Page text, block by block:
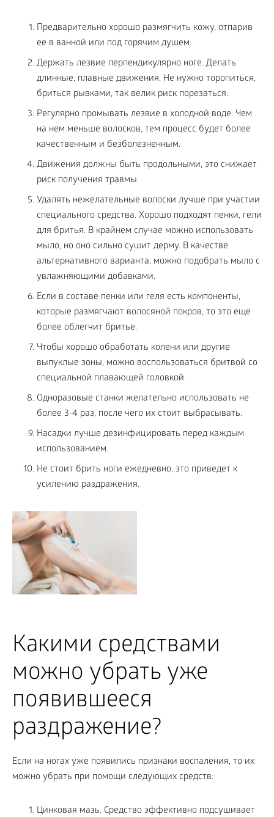
Предварительно хорошо размягчить кожу, отпарив
ее в ванной или под горячим душем.
Держать лезвие перпендикулярно ноге. Делать
длинные, плавные движения. Не нужно торопиться,
бриться рывками, так велик риск порезаться.
Регулярно промывать лезвие в холодной воде. Чем
на нем меньше волосков, тем процесс будет более
качественным и безболезненным.
Движения должны быть продольными, это снижает
риск получения травмы.
Удалять нежелательные волоски лучше при участии
специального средства. Хорошо подходят пенки, гели
для бритья. В крайнем случае можно использовать
мыло, но оно сильно сушит дерму. В качестве
альтернативного варианта, можно подобрать мыло с
увлажняющими добавками.
Если в составе пенки или геля есть компоненты,
которые размягчают волосяной покров, то это еще
более облегчит бритье.
Чтобы хорошо обработать колени или другие
выпуклые зоны, можно воспользоваться бритвой со
специальной плавающей головкой.
Одноразовые станки желательно использовать не
более 3-4 раз, после чего их стоит выбрасывать.
Насадки лучше дезинфицировать перед каждым
использованием.
Не стоит брить ноги ежедневно, это приведет к
усилению раздражения.
Какими средствами
можно убрать уже
появившееся
раздражение?
Если на ногах уже появились признаки воспаления, то их
можно убрать при помощи следующих средств:
Цинковая мазь. Средство эффективно подсушивает